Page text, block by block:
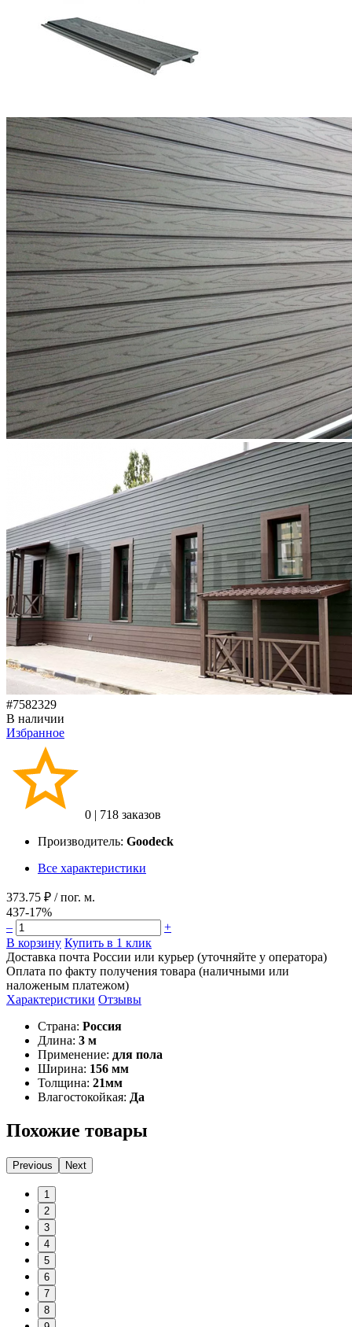
#7582329
В наличии
Избранное
0 | 718 заказов
Производитель: Goodeck
Все характеристики
373.75 ₽ / пог. м.
437-17%
–
+
В корзину Купить в 1 клик
Доставка почта России или курьер (уточняйте у оператора)
Оплата по факту получения товара (наличными или
наложеным платежом)
Характеристики Отзывы
Страна: Россия
Длина: 3 м
Применение: для пола
Ширина: 156 мм
Толщина: 21мм
Влагостокойкая: Да
Похожие товары
Previous Next
1
2
3
4
5
6
7
8